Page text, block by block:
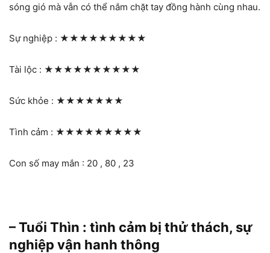
sóng gió mà vẫn có thể nắm chặt tay đồng hành cùng nhau.
Sự nghiệp : ★★★★★★★★★
Tài lộc : ★★★★★★★★★★
Sức khỏe : ★★★★★★★
Tình cảm : ★★★★★★★★★
Con số may mắn : 20 , 80 , 23
– Tuổi Thìn : tình cảm bị thử thách, sự
nghiệp vận hanh thông